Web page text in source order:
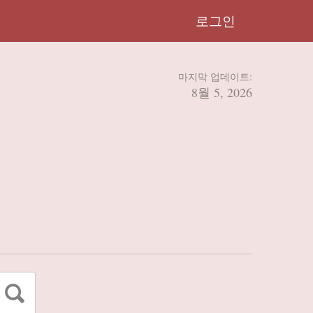
로그인
마지막 업데이트:
8월 5, 2026